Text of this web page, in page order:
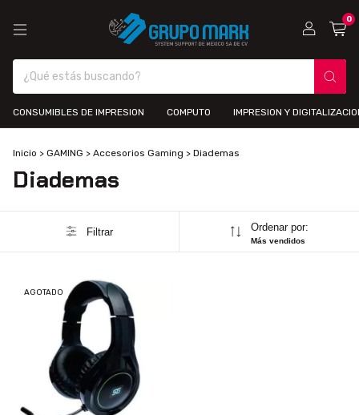
0
CONSUMIBLES DE IMPRESION COMPUTO IMPRESION Y
Inicio > GAMING > Accesorios Gaming > Diademas
Diademas
Filtrar Ordenar por:
Más vendidos
AGOTADO